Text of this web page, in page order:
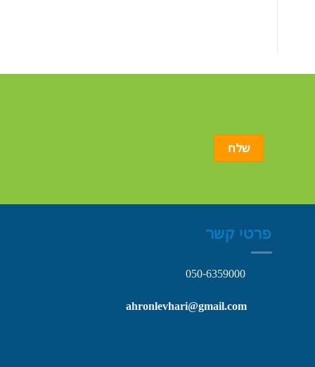
פרטי קשר
050-6359000
ahronlevhari@gmail.com